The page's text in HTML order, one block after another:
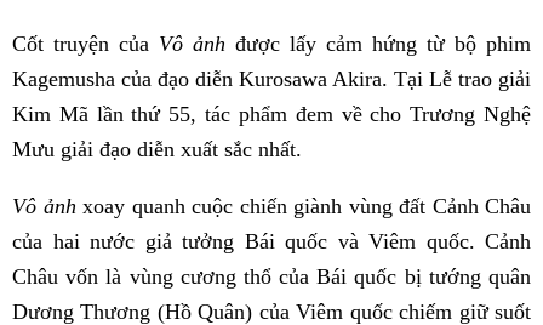
Cốt truyện của Vô ảnh được lấy cảm hứng từ bộ phim
Kagemusha của đạo diễn Kurosawa Akira. Tại Lễ trao giải
Kim Mã lần thứ 55, tác phẩm đem về cho Trương Nghệ
Mưu giải đạo diễn xuất sắc nhất.
Vô ảnh xoay quanh cuộc chiến giành vùng đất Cảnh Châu
của hai nước giả tưởng Bái quốc và Viêm quốc. Cảnh
Châu vốn là vùng cương thổ của Bái quốc bị tướng quân
Dương Thương (Hồ Quân) của Viêm quốc chiếm giữ suốt